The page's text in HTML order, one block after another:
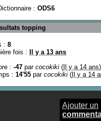
: ODS6
topping
: 8
fois :
Il y a 13 ans
: -47 par cocokiki ( Il y a 14 ans)
: 14'55 par cocokiki ( Il y a 14
Ajouter un